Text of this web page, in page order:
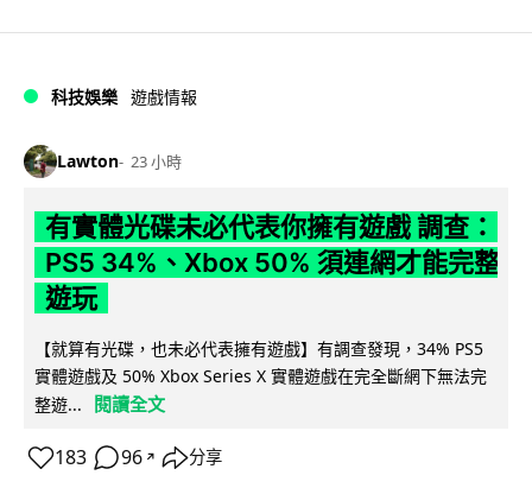
科技娛樂 遊戲情報
Lawton 23 小時
有實體光碟未必代表你擁有遊戲 調查：
PS5 34%、Xbox 50% 須連網才能完整
遊玩
【就算有光碟，也未必代表擁有遊戲】有調查發現，34% PS5
實體遊戲及 50% Xbox Series X 實體遊戲在完全斷網下無法完
整遊...
閱讀全文
183 96 ↗ 分享